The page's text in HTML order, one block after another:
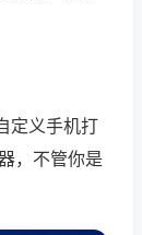
定义手机打
，不管你是